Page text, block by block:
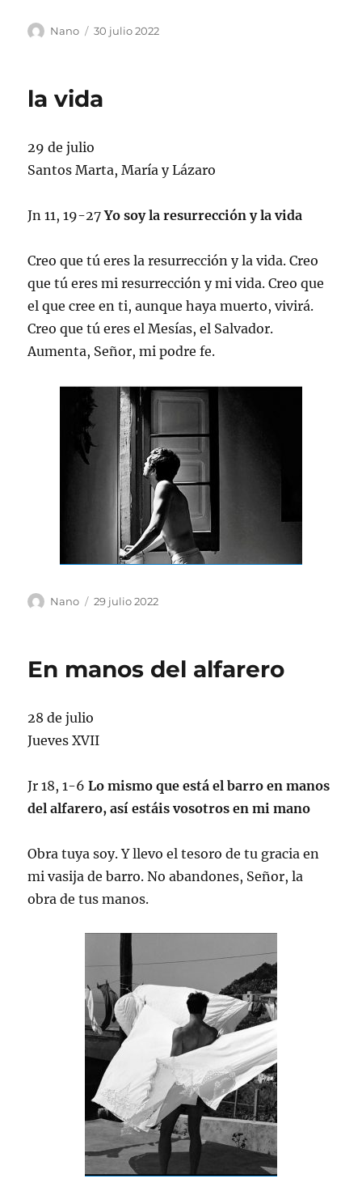
Autor
Nano
Publicado
30 julio 2022
la vida
29 de julio
Santos Marta, María y Lázaro
Jn 11, 19-27Yo soy la resurrección y la vida
Creo que tú eres la resurrección y la vida. Creo
que tú eres mi resurrección y mi vida. Creo que
el que cree en ti, aunque haya muerto, vivirá.
Creo que tú eres el Mesías, el Salvador.
Aumenta, Señor, mi podre fe.
Autor
Nano
Publicado
29 julio 2022
En manos del alfarero
28 de julio
Jueves XVII
Jr 18, 1-6Lo mismo que está el barro en manos
del alfarero, así estáis vosotros en mi mano
Obra tuya soy. Y llevo el tesoro de tu gracia en
mi vasija de barro. No abandones, Señor, la
obra de tus manos.